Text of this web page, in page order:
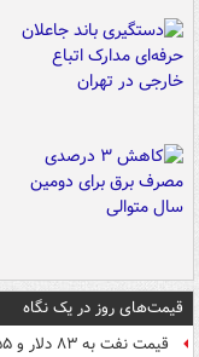
قیمت‌های روز در یک نگاه
قیمت نفت به ۸۳ دلار و ۵۵ سنت در هر بشکه رسید